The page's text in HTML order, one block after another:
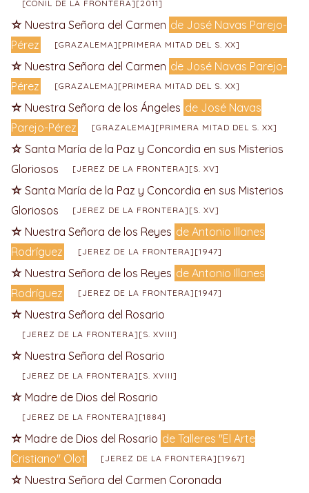
[CONIL DE LA FRONTERA][2011]
Nuestra Señora del Carmen de José Navas Parejo-
Pérez
[GRAZALEMA][PRIMERA MITAD DEL S. XX]
Nuestra Señora del Carmen de José Navas Parejo-
Pérez
[GRAZALEMA][PRIMERA MITAD DEL S. XX]
Nuestra Señora de los Ángeles de José Navas
Parejo-Pérez
[GRAZALEMA][PRIMERA MITAD DEL S. XX]
Santa María de la Paz y Concordia en sus Misterios
Gloriosos
[JEREZ DE LA FRONTERA][S. XV]
Santa María de la Paz y Concordia en sus Misterios
Gloriosos
[JEREZ DE LA FRONTERA][S. XV]
Nuestra Señora de los Reyes de Antonio Illanes
Rodríguez
[JEREZ DE LA FRONTERA][1947]
Nuestra Señora de los Reyes de Antonio Illanes
Rodríguez
[JEREZ DE LA FRONTERA][1947]
Nuestra Señora del Rosario
[JEREZ DE LA FRONTERA][S. XVIII]
Nuestra Señora del Rosario
[JEREZ DE LA FRONTERA][S. XVIII]
Madre de Dios del Rosario
[JEREZ DE LA FRONTERA][1884]
Madre de Dios del Rosario de Talleres "El Arte
Cristiano" Olot
[JEREZ DE LA FRONTERA][1967]
Nuestra Señora del Carmen Coronada